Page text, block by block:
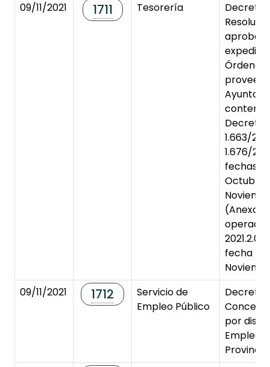
09/11/2021
1711 Tesorería
Decreto
Órdenes
1.663/
1.676/
fechas
Octubre
(Anexo
fecha 4
09/11/2021
1712
Servicio de
Empleo Público
Decreto
por